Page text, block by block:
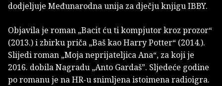
dodjeljuje Međunarodna unija za dječju knjigu IBBY.
Objavila je roman „Bacit ću ti kompjutor kroz prozor“
(2013.) i zbirku priča „Baš kao Harry Potter“ (2014.).
Slijedi roman „Moja neprijateljica Ana“, za koji je
2016. dobila Nagradu „Anto Gardaš”. Sljedeće godine
po romanu je na HR-u snimljena istoimena radioigra.